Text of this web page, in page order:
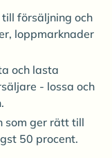
försäljning och
loppmarknader
och lasta
- lossa och
som ger rätt till
50 procent.